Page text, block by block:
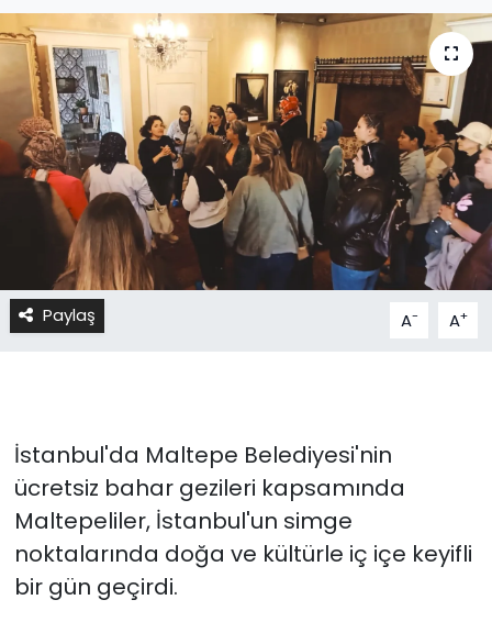
Paylaş A- A+
İstanbul'da Maltepe Belediyesi'nin
ücretsiz bahar gezileri kapsamında
Maltepeliler, İstanbul'un simge
noktalarında doğa ve kültürle iç içe keyifli
bir gün geçirdi.